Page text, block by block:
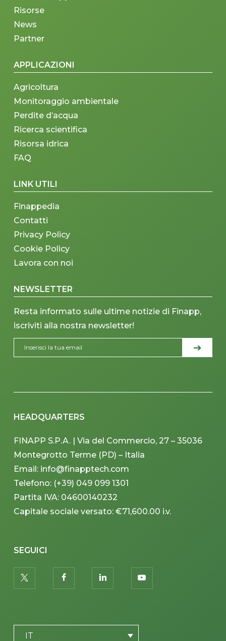
Risorse
News
Partner
APPLICAZIONI
Agricoltura
Monitoraggio ambientale
Perdite d’acqua
Ricerca scientifica
Risorsa idrica
FAQ
LINK UTILI
Finappedia
Contatti
Privacy Policy
Cookie Policy
Lavora con noi
NEWSLETTER
Resta informato sulle ultime notizie di Finapp,
iscriviti alla nostra newsletter!
HEADQUARTERS
FINAPP S.P.A. | Via del Commercio, 27 – 35036
Montegrotto Terme (PD) – Italia
Email: info@finapptech.com
Telefono: (+39) 049 099 1301
Partita IVA: 04600140232
Capitale sociale versato: €71,600.00 i.v.
SEGUICI
twitter facebooklinkedin youtube
IT